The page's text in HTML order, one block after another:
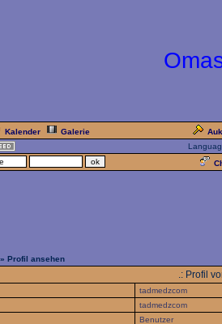
Kalender Galerie
» Profil ansehen
.: Profil
tadmedzcom
tadmedzcom
Benutzer